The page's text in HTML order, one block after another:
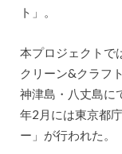
ト」。
本プロジェクトで
クリーン&クラフ
神津島・八丈島に
年2月には東京都
ー」が行われた。